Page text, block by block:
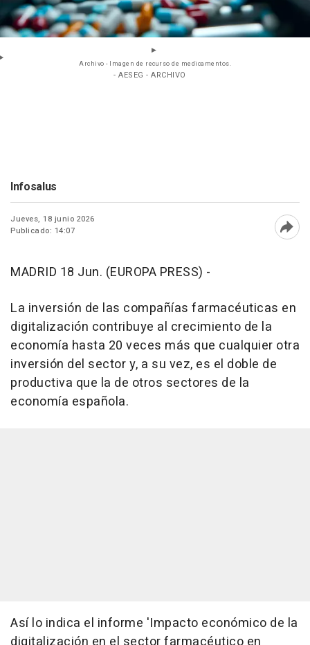
Archivo - Imagen de recurso de medicamentos.
- AESEG - ARCHIVO
Infosalus
Jueves, 18 junio 2026
Publicado: 14:07
MADRID 18 Jun. (EUROPA PRESS) -
La inversión de las compañías farmacéuticas en
digitalización contribuye al crecimiento de la
economía hasta 20 veces más que cualquier otra
inversión del sector y, a su vez, es el doble de
productiva que la de otros sectores de la
economía española.
Así lo indica el informe 'Impacto económico de la